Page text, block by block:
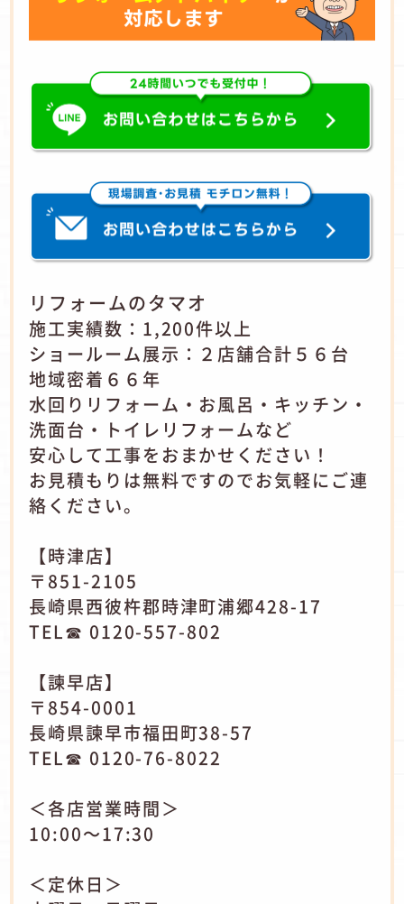
リフォームのタマオ
施工実績数：1,200件以上
ショールーム展示：２店舗合計５６台
地域密着６６年
水回りリフォーム・お風呂・キッチン・
洗面台・トイレリフォームなど
安心して工事をおまかせください！
お見積もりは無料ですのでお気軽にご連
絡ください。
【時津店】
〒851-2105
長崎県西彼杵郡時津町浦郷428-17
TEL☎ 0120-557-802
【諫早店】
〒854-0001
長崎県諫早市福田町38-57
TEL☎ 0120-76-8022
＜各店営業時間＞
10:00～17:30
＜定休日＞